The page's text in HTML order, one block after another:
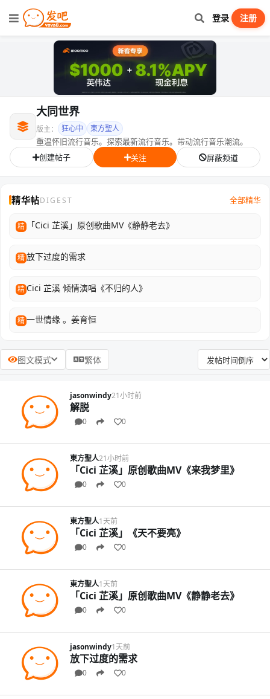
登录 注册
大同世界
版主： 狂心中 東方聖人
重温怀旧流行音乐。探索最新流行音乐。带动流行音乐潮流。
创建帖子
关注 屏蔽频道
精华帖DIGEST 全部精华
精 「Cici 芷溪」原创歌曲MV《静静老去》
精放下过度的需求
精 Cici 芷溪 倾情演唱《不归的人》
精一世情缘 。姜育恒
图文模式 繁体
jasonwindy21小时前
解脱
0 0
東方聖人21小时前
「Cici 芷溪」原创歌曲MV《来我梦里》
0 0
東方聖人1天前
「Cici 芷溪」《天不要亮》
0 0
東方聖人1天前
「Cici 芷溪」原创歌曲MV《静静老去》
0 0
jasonwindy1天前
放下过度的需求
0 0